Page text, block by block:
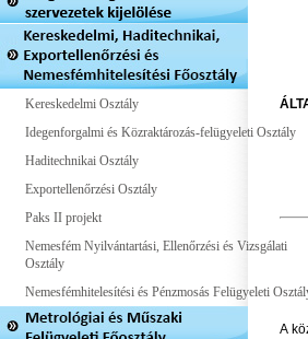
Kereskedelmi Osztály
Idegenforgalmi és Közraktározás-felügyeleti Osztály
Haditechnikai Osztály
Exportellenőrzési Osztály
Paks II projekt
Nemesfém Nyilvántartási, Ellenőrzési és Vizsgálati
Osztály
Nemesfémhitelesítési és Pénzmosás Felügyeleti
A